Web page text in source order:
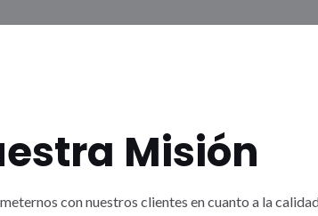
Misión
con nuestros clientes en cuanto a la